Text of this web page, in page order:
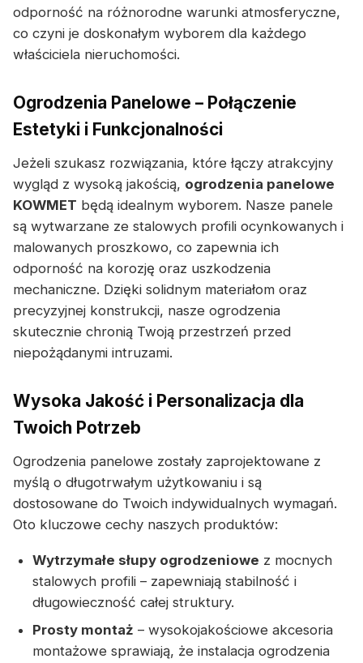
odporność na różnorodne warunki atmosferyczne,
co czyni je doskonałym wyborem dla każdego
właściciela nieruchomości.
Ogrodzenia Panelowe – Połączenie
Estetyki i Funkcjonalności
Jeżeli szukasz rozwiązania, które łączy atrakcyjny
wygląd z wysoką jakością, ogrodzenia panelowe
KOWMET będą idealnym wyborem. Nasze panele
są wytwarzane ze stalowych profili ocynkowanych i
malowanych proszkowo, co zapewnia ich
odporność na korozję oraz uszkodzenia
mechaniczne. Dzięki solidnym materiałom oraz
precyzyjnej konstrukcji, nasze ogrodzenia
skutecznie chronią Twoją przestrzeń przed
niepożądanymi intruzami.
Wysoka Jakość i Personalizacja dla
Twoich Potrzeb
Ogrodzenia panelowe zostały zaprojektowane z
myślą o długotrwałym użytkowaniu i są
dostosowane do Twoich indywidualnych wymagań.
Oto kluczowe cechy naszych produktów:
Wytrzymałe słupy ogrodzeniowe z mocnych
stalowych profili – zapewniają stabilność i
długowieczność całej struktury.
Prosty montaż – wysokojakościowe akcesoria
montażowe sprawiają, że instalacja ogrodzenia